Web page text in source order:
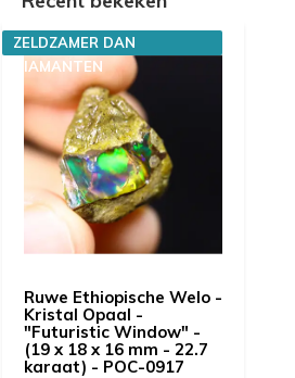
Ruwe Ethiopische Welo -
Kristal Opaal -
"Futuristic Window" -
(19 x 18 x 16 mm - 22.7
karaat) - POC-0917
ZELDZAMER DAN
DIAMANTEN